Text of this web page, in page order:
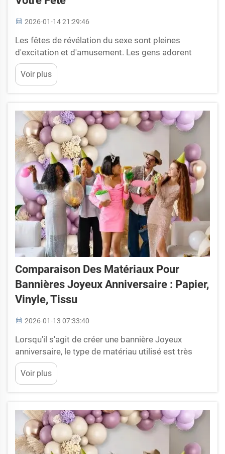
2026-01-14 21:29:46
Les fêtes de révélation du sexe sont pleines
d'excitation et d'amusement. Les gens adorent
partager ce moment si important où le sexe est
dévoilé. L'un des moyens populaires de rendre ce
moment inoubliable consiste à utiliser des canons
Voir plus
Comparaison Des Matériaux Pour
Bannières Joyeux Anniversaire : Papier,
Vinyle, Tissu
2026-01-13 07:33:40
Lorsqu'il s'agit de créer une bannière Joyeux
anniversaire, le type de matériau utilisé est très
crucial. Chez Yiwu Shineparty, nous connaissons
bien cela, car nous sommes présents dans le
secteur des bannières en papier, en vinyle et en
avantages et ses inconvénients...
Voir plus